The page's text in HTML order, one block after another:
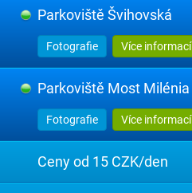
Parkoviště Švihovská
Fotografie Více informací
Parkoviště Most Milénia
Fotografie Více informací
Ceny od 15 CZK/den